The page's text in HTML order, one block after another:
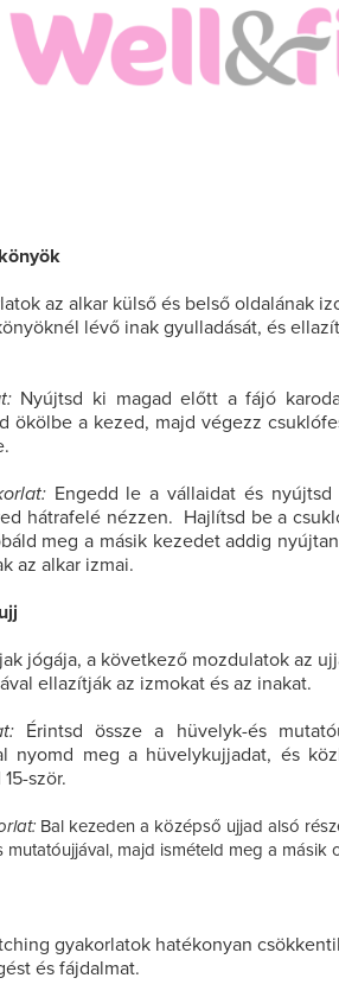
az alkar külső és belső oldalának
lévő inak gyulladását, és
Nyújtsd ki magad előtt a fájó
ökölbe a kezed, majd végezz
Engedd le a vállaidat és
hátrafelé nézzen. Hajlítsd be a
meg a másik kezedet addig
az alkar izmai.
jógája, a következő mozdulatok az
ellazítják az izmokat és az inakat.
Érintsd össze a hüvelyk-és
nyomd meg a hüvelykujjadat, és
ször.
Bal kezeden a középső ujjad alsó
mutatóujjával, majd ismételd meg a másik
gyakorlatok hatékonyan
és fájdalmat.